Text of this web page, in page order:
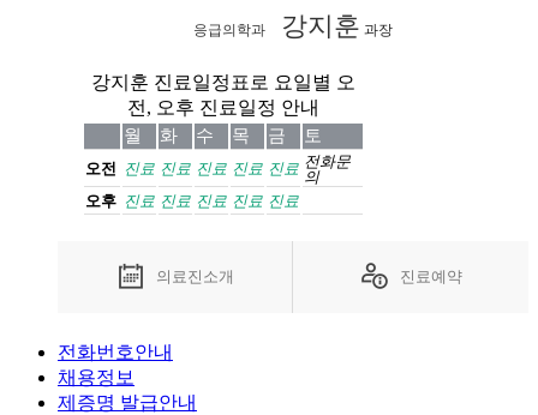
응급의학과 강지훈 과장
의료진소개 진료예약
강지훈 진료일정표로 요일별 오
전, 오후 진료일정 안내
월 화 수 목 금 토
오전 진료 진료 진료 진료 진료 전화문
의
오후 진료 진료 진료 진료 진료
전화번호안내
채용정보
제증명 발급안내